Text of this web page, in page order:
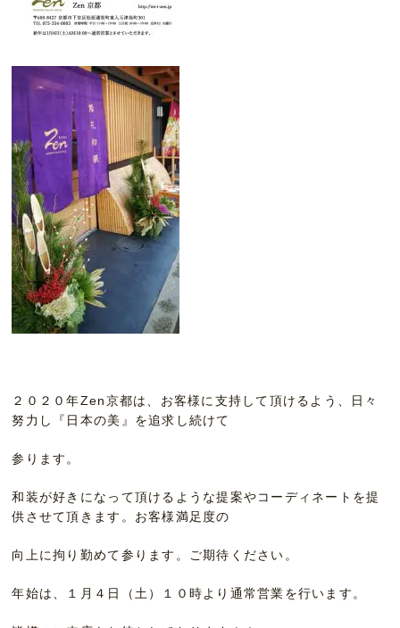
２０２０年Zen京都は、お客様に支持して頂けるよう、日々
努力し『日本の美』を追求し続けて
参ります。
和装が好きになって頂けるような提案やコーディネートを提
供させて頂きます。お客様満足度の
向上に拘り勤めて参ります。ご期待ください。
年始は、１月４日（土）１０時より通常営業を行います。